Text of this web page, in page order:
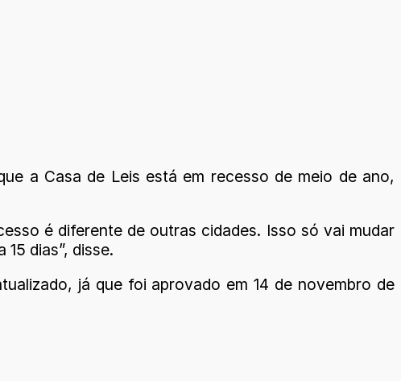
a Casa de Leis está em recesso de meio de ano,
é diferente de outras cidades. Isso só vai mudar
dias”, disse.
já que foi aprovado em 14 de novembro de